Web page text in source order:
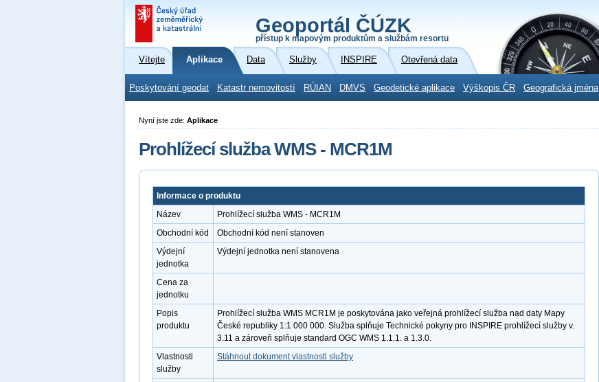
Geoportál ČÚZK
přístup k mapovým produktům a službám resortu
Vítejte Aplikace Data Služby INSPIRE Otevřená data
Poskytování geodat Katastr nemovitostí RÚIAN DMVS Geodetické aplikace Výškopis ČR Geografická jména
Nyní jste zde: Aplikace
Prohlížecí služba WMS - MCR1M
Informace o produktu
Název
Prohlížecí služba WMS - MCR1M
Obchodní kód
Obchodní kód není stanoven
Výdejní
jednotka
Výdejní jednotka není stanovena
Cena za
jednotku
Popis
produktu
Prohlížecí služba WMS MCR1M je poskytována jako veřejná prohlížecí služba nad daty Mapy
České republiky 1:1 000 000. Služba splňuje Technické pokyny pro INSPIRE prohlížecí služby v.
3.11 a zároveň splňuje standard OGC WMS 1.1.1. a 1.3.0.
Vlastnosti
služby
Stáhnout dokument vlastnosti služby